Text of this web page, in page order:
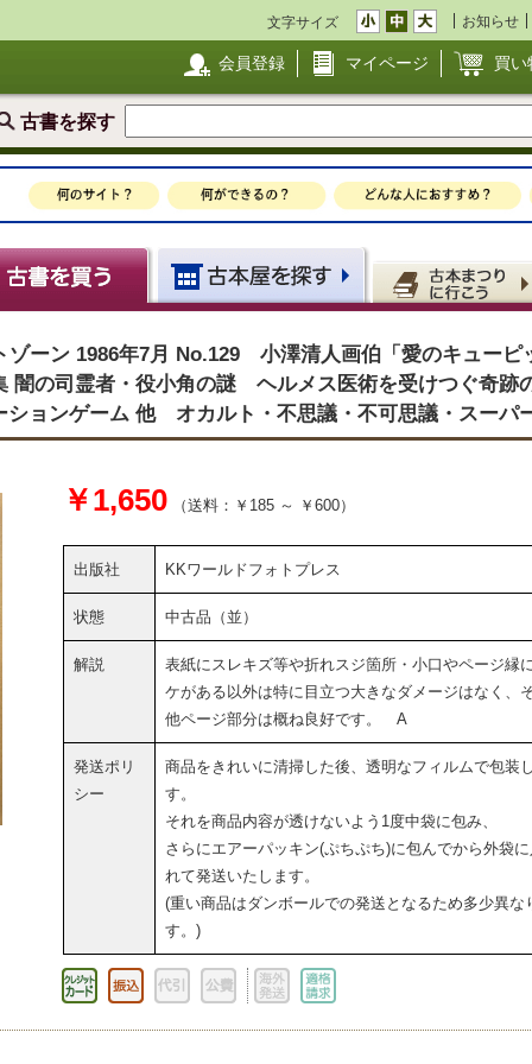
文字サイズ お知らせ
会員登録 マイページ 買い
古書を探す
ゾーン 1986年7月 No.129 小澤清人画伯「愛のキューピ
の司霊者・役小角の謎 ヘルメス医術を受けつぐ奇跡
ションゲーム 他 オカルト・不思議・不可思議・スーパ
￥1,650 （送料：￥185 ～ ￥600）
出版社 KKワールドフォトプレス
状態 中古品（並）
解説
表紙にスレキズ等や折れスジ箇所・小口やページ縁
ケがある以外は特に目立つ大きなダメージはなく、
他ページ部分は概ね良好です。 A
発送ポリ
シー
商品をきれいに清掃した後、透明なフィルムで包装
す。
それを商品内容が透けないよう1度中袋に包み、
さらにエアーパッキン(ぷちぷち)に包んでから外袋に
れて発送いたします。
(重い商品はダンボールでの発送となるため多少異な
す。)